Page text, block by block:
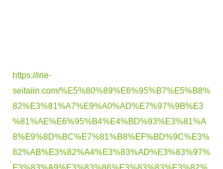
https://irie-
seitaiin.com/%E5%80%89%E6%95%B7%E5%B8%
82%E3%81%A7%E9%A0%AD%E7%97%9B%E3
%81%AE%E6%95%B4%E4%BD%93%E3%81%A
8%E9%8D%BC%E7%81%B8%EF%BD%9C%E3%
82%AB%E3%82%A4%E3%83%AD%E3%83%97%